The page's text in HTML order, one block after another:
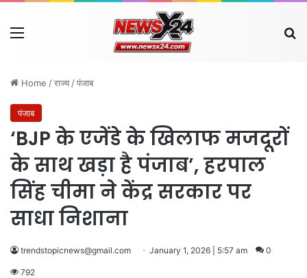
Menu
Home /राज्य /पंजाब
पंजाब
‘BJP के एजेंडे के खिलाफ मजदूरों
के साथ खड़ा है पंजाब’, हरपाल
सिंह चीमा ने केंद्र सरकार पर
साधा निशाना
trendstopicnews@gmail.com January 1, 2026 | 5:57 am 0
792